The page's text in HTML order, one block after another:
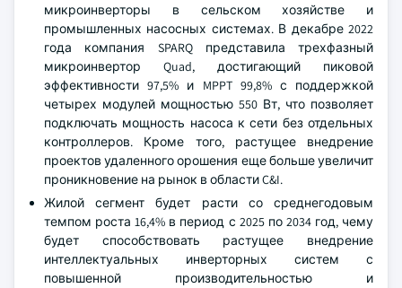
микроинверторы в сельском хозяйстве и
промышленных насосных системах. В декабре 2022
года компания SPARQ представила трехфазный
микроинвертор Quad, достигающий пиковой
эффективности 97,5% и MPPT 99,8% с поддержкой
четырех модулей мощностью 550 Вт, что позволяет
подключать мощность насоса к сети без отдельных
контроллеров. Кроме того, растущее внедрение
проектов удаленного орошения еще больше увеличит
проникновение на рынок в области C&I.
Жилой сегмент будет расти со среднегодовым
темпом роста 16,4% в период с 2025 по 2034 год, чему
будет способствовать растущее внедрение
интеллектуальных инверторных систем с
повышенной производительностью и